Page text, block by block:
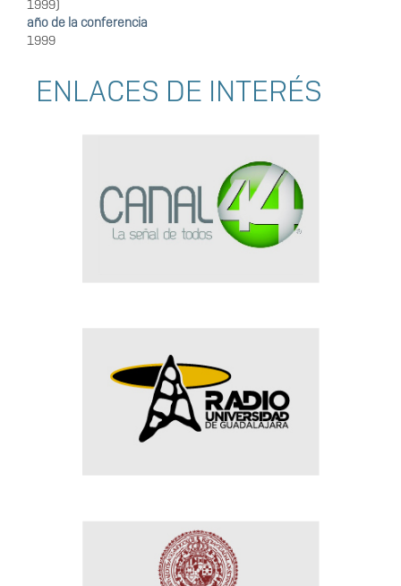
1999)
año de la conferencia
1999
ENLACES DE INTERÉS